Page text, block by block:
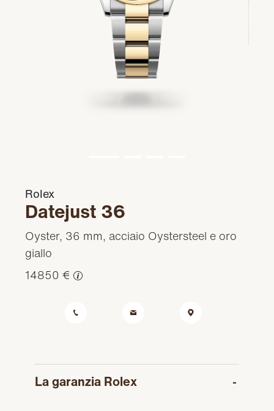
Rolex
Datejust 36
Oyster, 36 mm, acciaio Oystersteel e oro
giallo
14850 €
La garanzia Rolex